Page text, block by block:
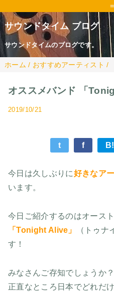
=
サウンドタイム ブログ
サウンドタイムのブログです。
ホーム / おすすめアーティスト /
オススメバンド 「
2019/10/21
t f B!
今日は久しぶりに好きなア
います。
今日ご紹介するのはオース
「Tonight Alive」
（トゥナ
す！
みなさんご存知でしょうか？
正直なところ日本でどれだ